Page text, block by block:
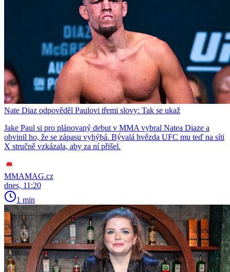
Nate Diaz odpověděl Paulovi třemi slovy: Tak se ukaž
Jake Paul si pro plánovaný debut v MMA vybral Natea Diaze a
obvinil ho, že se zápasu vyhýbá. Bývalá hvězda UFC mu teď na síti
X stručně vzkázala, aby za ní přišel.
MMAMAG.cz
dnes, 11:20
1 min